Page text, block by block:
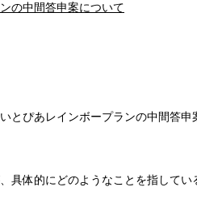
の中間答申案について
とぴあレインボープランの中間答
体的にどのようなことを指してい